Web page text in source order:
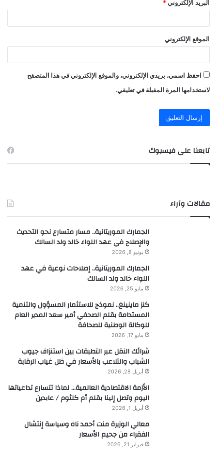
البريد الإلكتروني *
الموقع الإلكتروني
احفظ اسمي، بريدي الإلكتروني، والموقع الإلكتروني في هذا المتصفح
لاستخدامها المرة المقبلة في تعليقي.
تابعنا على فيسبوك
مقالات وآراء
الجمارك الموريتانية.. مسار متسارع نحو التحديث
والإصلاح في عهد اللواء خالد ولد السالك
يونيو 8, 2026
الجمارك الموريتانية.. إصلاحات نوعية في عهد
اللواء خالد ولد السالك
مايو 25, 2026
كنز ماينينغ.. نموذج للاستثمار المسؤول والتنمية
المستدامة بقلم الصحفي أمير سعد المدير العام
للوكالة الوطنية للصحافة
مايو 17, 2026
شرائك النقل عبر التطبقات بين استنزاف جيوب
الشباب والتلاعب بالأسعار في ظل غياب الرقابة
أبريل 28, 2026
الأزمة الاقتصادية العالمية… لماذا تتسارع تداعياتها
اليوم وتصل إلينا بقلم أم كلثوم / عابدين
أبريل 1, 2026
معالي الوزيرة منت أحمد ناه وسياسة إنتشال
الفقراء من جحيم الأسعار
فبراير 21, 2026